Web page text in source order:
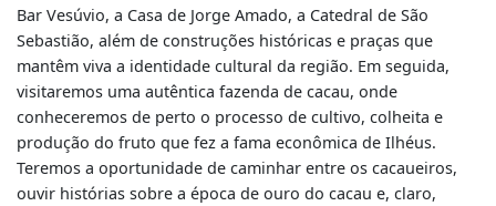
Bar Vesúvio, a Casa de Jorge Amado, a Catedral de São
Sebastião, além de construções históricas e praças que
mantêm viva a identidade cultural da região. Em seguida,
visitaremos uma autêntica fazenda de cacau, onde
conheceremos de perto o processo de cultivo, colheita e
produção do fruto que fez a fama econômica de Ilhéus.
Teremos a oportunidade de caminhar entre os cacaueiros,
ouvir histórias sobre a época de ouro do cacau e, claro,